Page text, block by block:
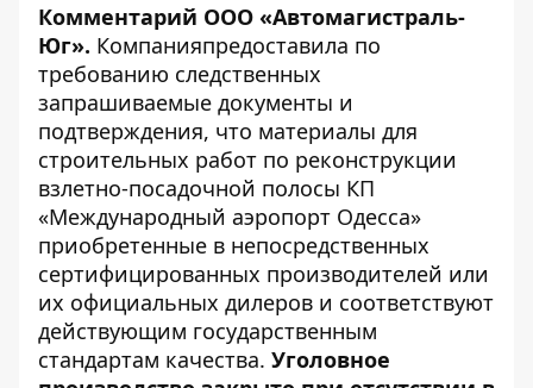
Комментарий ООО «Автомагистраль-
Юг». Компанияпредоставила по
требованию следственных
запрашиваемые документы и
подтверждения, что материалы для
строительных работ по реконструкции
взлетно-посадочной полосы КП
«Международный аэропорт Одесса»
приобретенные в непосредственных
сертифицированных производителей или
их официальных дилеров и соответствуют
действующим государственным
стандартам качества. Уголовное